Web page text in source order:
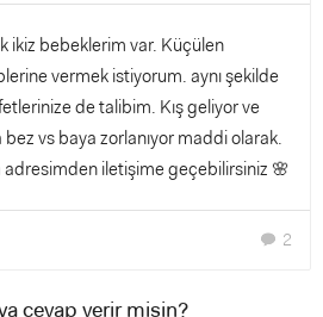
ikiz bebeklerim var. Küçülen
vermek istiyorum. aynı şekilde
de talibim. Kış geliyor ve
vs baya zorlanıyor maddi olarak.
adresimden iletişime geçebilirsiniz 🌸
chat 2
cevap verir misin?